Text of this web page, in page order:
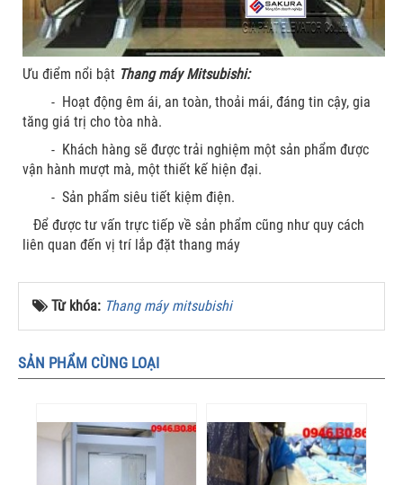
Ưu điểm nổi bật Thang máy Mitsubishi:
- Hoạt động êm ái, an toàn, thoải mái, đáng tin cậy, gia
tăng giá trị cho tòa nhà.
- Khách hàng sẽ được trải nghiệm một sản phẩm được
vận hành mượt mà, một thiết kế hiện đại.
- Sản phẩm siêu tiết kiệm điện.
Để được tư vấn trực tiếp về sản phẩm cũng như quy cách
liên quan đến vị trí lắp đặt thang máy
Từ khóa: Thang máy mitsubishi
SẢN PHẨM CÙNG LOẠI